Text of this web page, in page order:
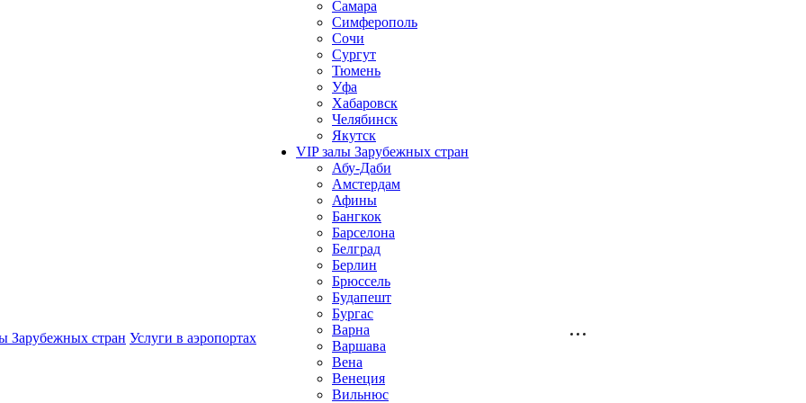
Зарубежных стран Услуги в аэропортах
Самара
Симферополь
Сочи
Сургут
Тюмень
Уфа
Хабаровск
Челябинск
Якутск
VIP залы Зарубежных стран
Абу-Даби
Амстердам
Афины
Бангкок
Барселона
Белград
Берлин
Брюссель
Будапешт
Бургас
Варна
Варшава
Вена
Венеция
Вильнюс